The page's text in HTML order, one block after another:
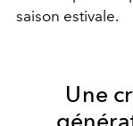
saison estivale.
Une